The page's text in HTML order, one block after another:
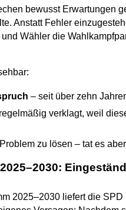
bewusst Erwartungen
Anstatt Fehler
Wähler die
– seit über zehn
verklagt, weil
zu lösen – tat es
2025–2030 liefert die SPD